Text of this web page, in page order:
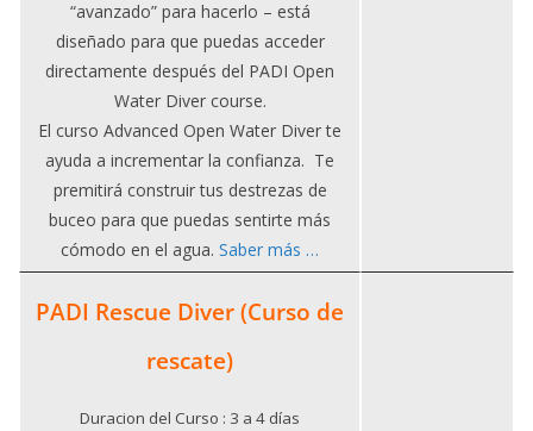
“avanzado” para hacerlo – está
diseñado para que puedas acceder
directamente después del PADI Open
Water Diver course.
El curso Advanced Open Water Diver te
ayuda a incrementar la confianza. Te
premitirá construir tus destrezas de
buceo para que puedas sentirte más
cómodo en el agua. Saber más …
PADI Rescue Diver (Curso de
rescate)
Duracion del Curso : 3 a 4 días